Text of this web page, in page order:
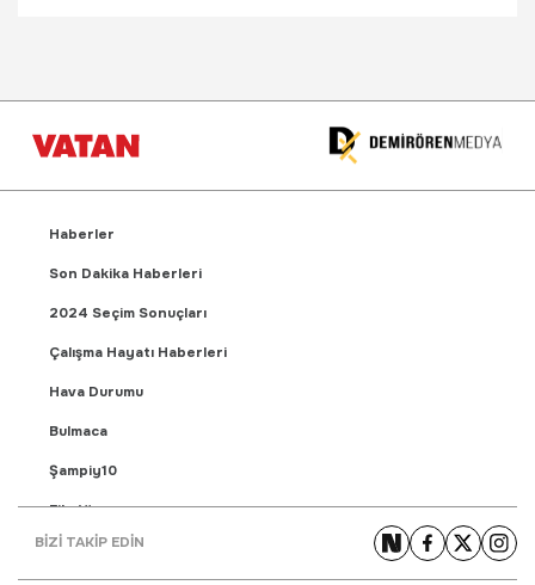
Haberler
Son Dakika Haberleri
2024 Seçim Sonuçları
Çalışma Hayatı Haberleri
Hava Durumu
Bulmaca
Şampiy10
Fikstür
Puan Durumu
BİZİ TAKİP EDİN